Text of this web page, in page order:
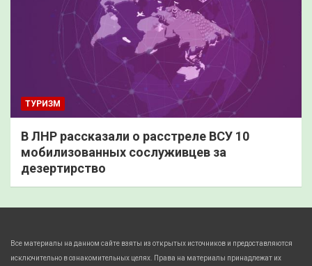
ТУРИЗМ
В ЛНР рассказали о расстреле ВСУ 10
мобилизованных сослуживцев за
дезертирство
Все материалы на данном сайте взяты из открытых источников и предоставляются
исключительно в ознакомительных целях. Права на материалы принадлежат их